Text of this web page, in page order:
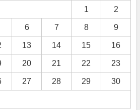
1 2
6 7 8 9
13 14 15 16
20 21 22 23
27 28 29 30